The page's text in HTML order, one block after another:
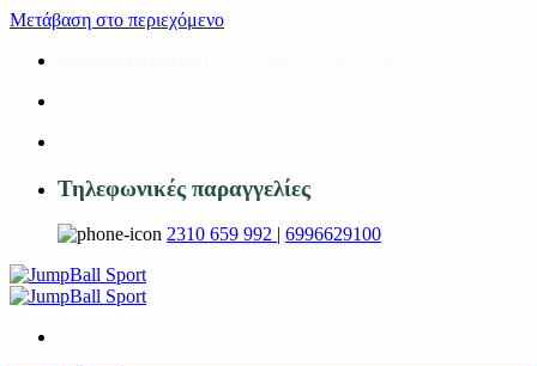
Μετάβαση στο περιεχόμενο
Τηλεφωνικές παραγγελίες
2310 659 992 | 6996629100